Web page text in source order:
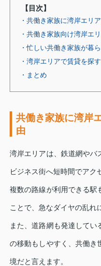
【目次】
・共働き家族に湾岸エリ
・共働き家族向け湾岸エ
・忙しい共働き家族が暮
・湾岸エリアで賃貸を探
・まとめ
共働き家族に湾岸
由
湾岸エリアは、鉄道網やバ
ビジネス街へ短時間でアク
複数の路線が利用できる駅
ことで、急なダイヤの乱れ
また、道路網も発達して
の移動もしやすく、共働き
境だと言えます。